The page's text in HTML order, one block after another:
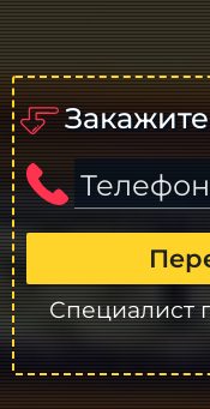
Телефон
Специалист